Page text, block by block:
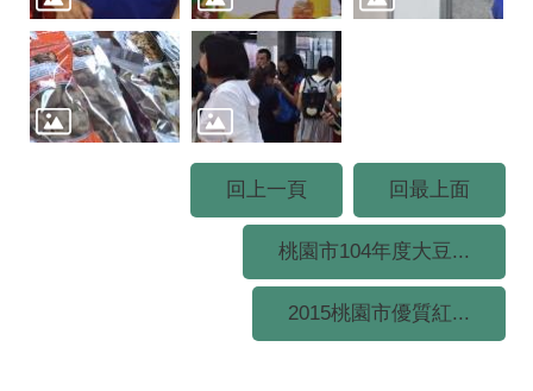
回上一頁 回最上面
桃園市104年度大豆...
2015桃園市優質紅...